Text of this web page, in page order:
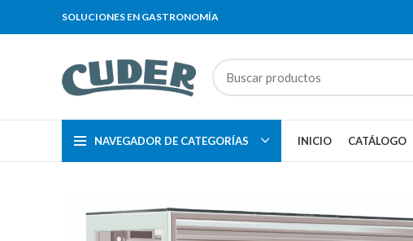
SOLUCIONES EN GASTRONOMÍA
NAVEGADOR DE CATEGORÍAS INICIO CATÁLOGO